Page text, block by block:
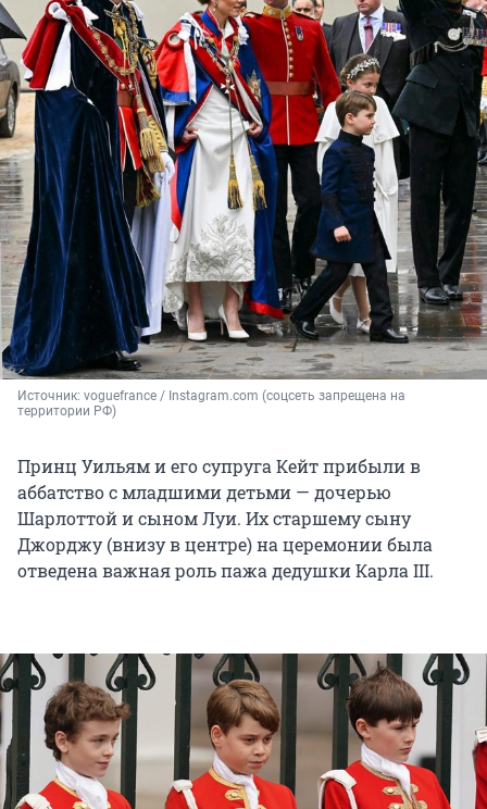
Источник: voguefrance / Instagram.com (соцсеть запрещена на
территории РФ)
Принц Уильям и его супруга Кейт прибыли в
аббатство с младшими детьми — дочерью
Шарлоттой и сыном Луи. Их старшему сыну
Джорджу (внизу в центре) на церемонии была
отведена важная роль пажа дедушки Карла III.